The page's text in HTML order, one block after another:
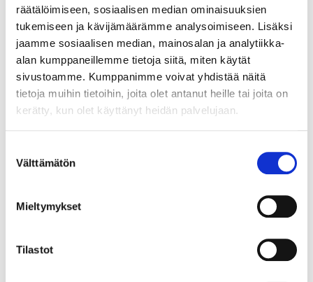
räätälöimiseen, sosiaalisen median ominaisuuksien
tukemiseen ja kävijämäärämme analysoimiseen. Lisäksi
jaamme sosiaalisen median, mainosalan ja analytiikka-
alan kumppaneillemme tietoja siitä, miten käytät
sivustoamme. Kumppanimme voivat yhdistää näitä
tietoja muihin tietoihin, joita olet antanut heille tai joita on
kerätty, kun olet käyttänyt heidän palvelujaan.
valinta
Välttämätön
Mieltymykset
Tilastot
Kirjaudu sisään
Hei yritysasiakas!
Jos teillä ei vielä ole avattuna tunnuksia
Yksikkö: